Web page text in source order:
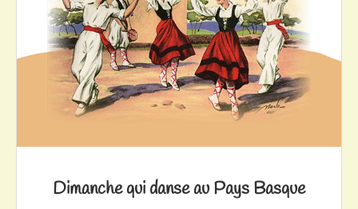
Dimanche qui danse au Pays Basque